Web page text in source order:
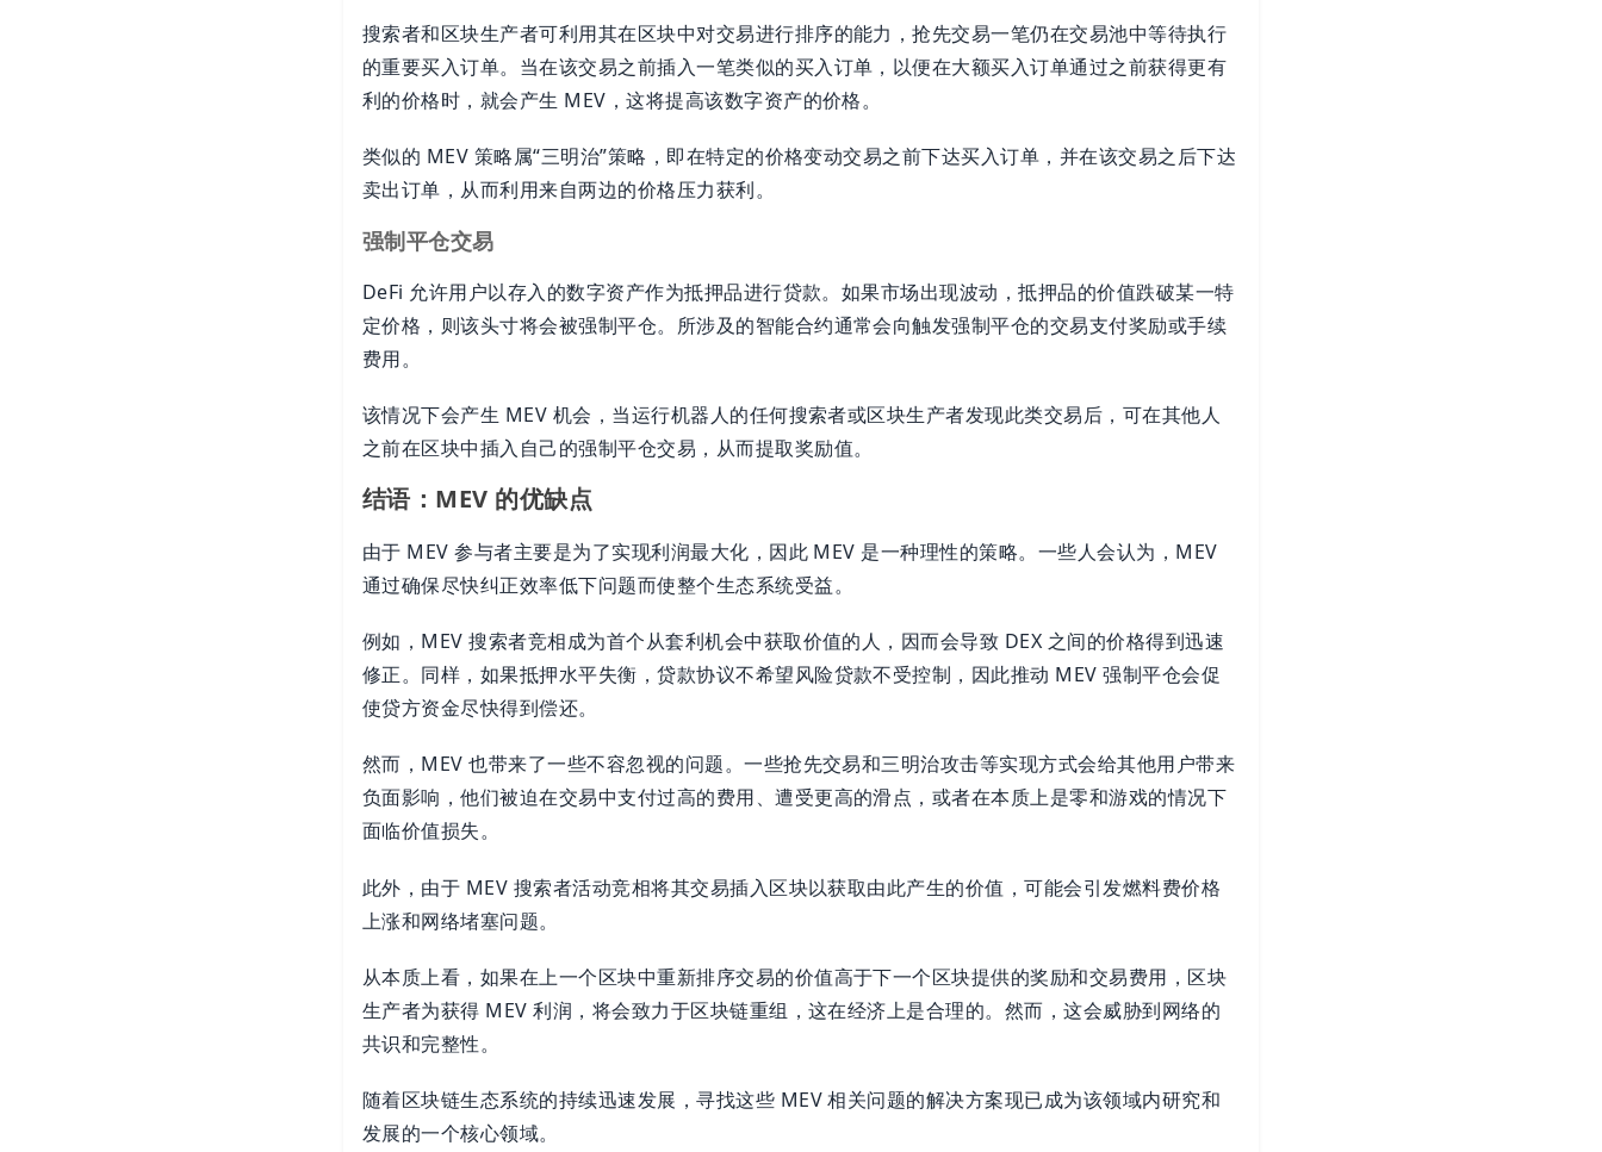
搜索者和区块生产者可利用其在区块中对交易进行排序的能力，抢先交易一笔仍在交易池中等待执行
的重要买入订单。当在该交易之前插入一笔类似的买入订单，以便在大额买入订单通过之前获得更有
利的价格时，就会产生 MEV，这将提高该数字资产的价格。
类似的 MEV 策略属“三明治”策略，即在特定的价格变动交易之前下达买入订单，并在该交易之后下达
卖出订单，从而利用来自两边的价格压力获利。
强制平仓交易
DeFi 允许用户以存入的数字资产作为抵押品进行贷款。如果市场出现波动，抵押品的价值跌破某一特
定价格，则该头寸将会被强制平仓。所涉及的智能合约通常会向触发强制平仓的交易支付奖励或手续
费用。
该情况下会产生 MEV 机会，当运行机器人的任何搜索者或区块生产者发现此类交易后，可在其他人
之前在区块中插入自己的强制平仓交易，从而提取奖励值。
结语：MEV 的优缺点
由于 MEV 参与者主要是为了实现利润最大化，因此 MEV 是一种理性的策略。一些人会认为，MEV
通过确保尽快纠正效率低下问题而使整个生态系统受益。
例如，MEV 搜索者竞相成为首个从套利机会中获取价值的人，因而会导致 DEX 之间的价格得到迅速
修正。同样，如果抵押水平失衡，贷款协议不希望风险贷款不受控制，因此推动 MEV 强制平仓会促
使贷方资金尽快得到偿还。
然而，MEV 也带来了一些不容忽视的问题。一些抢先交易和三明治攻击等实现方式会给其他用户带来
负面影响，他们被迫在交易中支付过高的费用、遭受更高的滑点，或者在本质上是零和游戏的情况下
面临价值损失。
此外，由于 MEV 搜索者活动竞相将其交易插入区块以获取由此产生的价值，可能会引发燃料费价格
上涨和网络堵塞问题。
从本质上看，如果在上一个区块中重新排序交易的价值高于下一个区块提供的奖励和交易费用，区块
生产者为获得 MEV 利润，将会致力于区块链重组，这在经济上是合理的。然而，这会威胁到网络的
共识和完整性。
随着区块链生态系统的持续迅速发展，寻找这些 MEV 相关问题的解决方案现已成为该领域内研究和
发展的一个核心领域。